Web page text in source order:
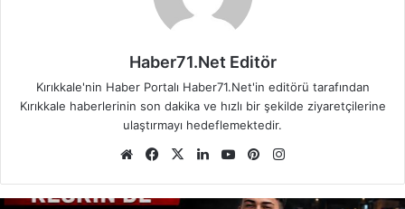
Haber71.Net Editör
Kırıkkale'nin Haber Portalı Haber71.Net'in editörü tarafından
Kırıkkale haberlerinin son dakika ve hızlı bir şekilde ziyaretçilerine
ulaştırmayı hedeflemektedir.
We
sit
Fa
bo
X
Lin
dIn
Yo
ub
Pin
est ra